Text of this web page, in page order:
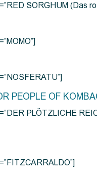
SORGHUM (Das
PEOPLE OF
PLÖTZLICHE